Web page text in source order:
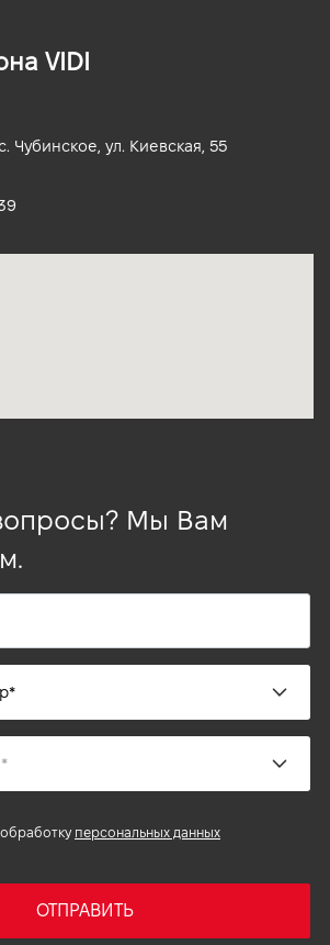
VIDI
Чубинское, ул. Киевская, 55
Мы Вам
персональных данных
ОТПРАВИТЬ